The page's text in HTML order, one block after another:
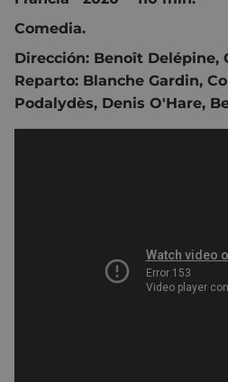
Comedia.
Dirección: Benoît Delépine,
Reparto: Blanche Gardin,
Podalydès, Denis O'Hare,